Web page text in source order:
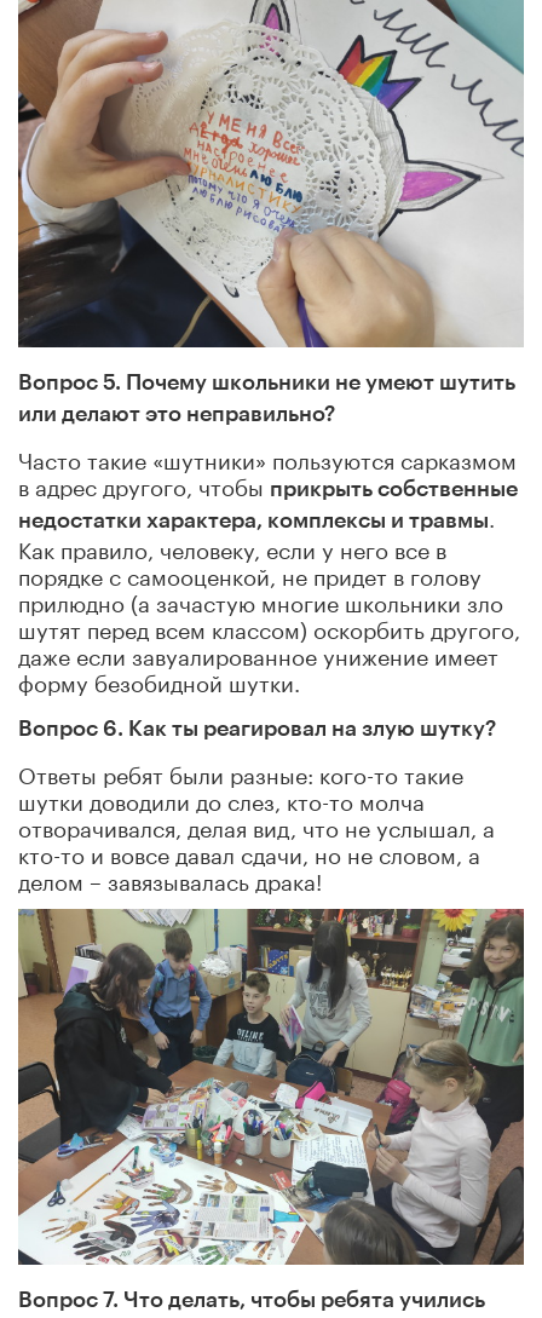
Вопрос 5. Почему школьники не умеют шутить
или делают это неправильно?
Часто такие «шутники» пользуются сарказмом
в адрес другого, чтобы прикрыть собственные
недостатки характера, комплексы и травмы
Как правило, человеку, если у него все в
порядке с самооценкой, не придет в голову
прилюдно (а зачастую многие школьники зло
шутят перед всем классом) оскорбить другого,
даже если завуалированное унижение имеет
форму безобидной шутки.
Вопрос 6. Как ты реагировал на злую шутку?
Ответы ребят были разные: кого-то такие
шутки доводили до слез, кто-то молча
отворачивался, делая вид, что не услышал, а
кто-то и вовсе давал сдачи, но не словом, а
делом – завязывалась драка!
Вопрос 7. Что делать, чтобы ребята учились